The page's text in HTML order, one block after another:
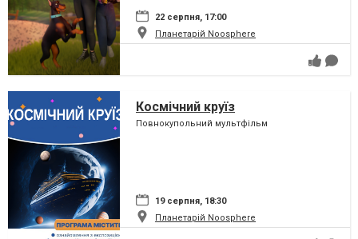
22 серпня, 17:00
Планетарій Noosphere
Космічний круїз
Повнокупольний мультфільм
19 серпня, 18:30
Планетарій Noosphere